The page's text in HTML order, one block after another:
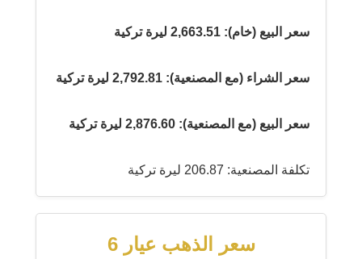
سعر البيع (خام): 2,663.51 ليرة تركية
سعر الشراء (مع المصنعية): 2,792.81 ليرة تركية
سعر البيع (مع المصنعية): 2,876.60 ليرة تركية
تكلفة المصنعية: 206.87 ليرة تركية
سعر الذهب عيار 6